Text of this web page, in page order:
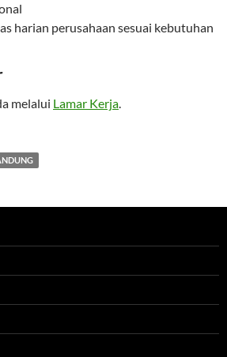
harian perusahaan sesuai kebutuhan
melalui Lamar Kerja.